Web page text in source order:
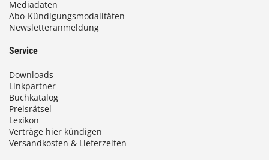
Mediadaten
Abo-Kündigungsmodalitäten
Newsletteranmeldung
Service
Downloads
Linkpartner
Buchkatalog
Preisrätsel
Lexikon
Verträge hier kündigen
Versandkosten & Lieferzeiten